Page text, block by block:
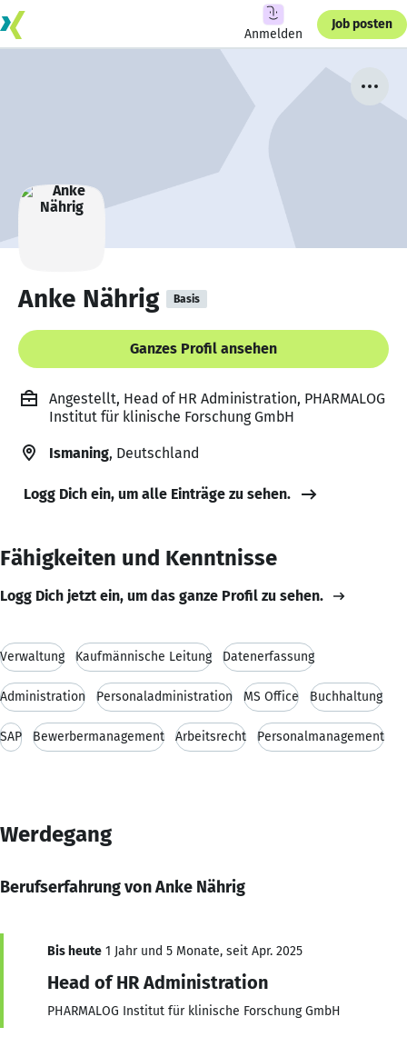
Anmelden
Job posten
Anke Nährig Basis
Ganzes Profil ansehen
Angestellt, Head of HR Administration, PHARMALOG
Institut für klinische Forschung GmbH
Ismaning, Deutschland
Logg Dich ein, um alle Einträge zu sehen.
Fähigkeiten und Kenntnisse
Logg Dich jetzt ein, um das ganze Profil zu sehen.
Verwaltung Kaufmännische Leitung Datenerfassung
Administration Personaladministration MS Office Buchhaltung
SAP Bewerbermanagement Arbeitsrecht Personalmanagement
Werdegang
Berufserfahrung von Anke Nährig
Bis heute 1 Jahr und 5 Monate, seit Apr. 2025
Head of HR Administration
PHARMALOG Institut für klinische Forschung GmbH